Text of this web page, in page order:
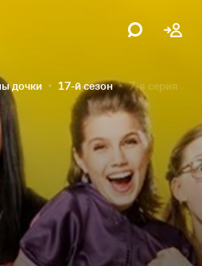
дочки 17-й сезон 7-я серия